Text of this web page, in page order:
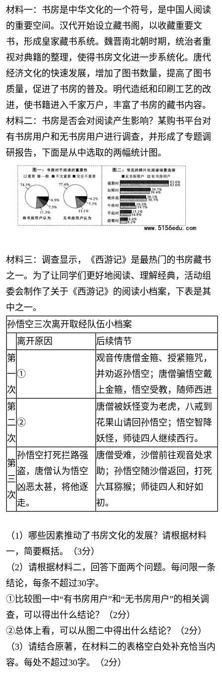
材料一：书房是中华文化的一个符号，是中国人阅读
的重要空间。汉代开始设立藏书阁，以收藏重要文
书，形成皇家藏书系统。魏晋南北朝时期，统治者重
视对典籍的整理，使得书房文化进一步系统化。唐代
经济文化的快速发展，增加了图书数量，提高了图书
质量，促进了书房的普及。明代造纸和印刷工艺的改
进，使书籍进入千家万户，丰富了书房的藏书内容。
材料二：书房是否会对阅读产生影响？某购书平台对
有书房用户和无书房用户进行调查，并形成了专题调
研报告，下面是从中选取的两幅统计图。
材料三：调查显示，《西游记》是最热门的书房藏书
之一。为了让同学们更好地阅读、理解经典，活动组
委会制作了关于《西游记》的阅读小档案，下表是其
中之一。
孙悟空三次离开取经队伍小档案
离开原因
后续情节
第
一
次
①
观音传唐僧金箍、授紧箍咒，
并劝返孙悟空；唐僧骗悟空戴
上金箍，悟空受教，随师西进
第
二
次
②
唐僧被妖怪变为老虎，八戒到
花果山请回孙悟空；悟空智降
妖怪，师徒四人继续西行。
第
三
次
孙悟空打死拦路强
盗，唐僧认为悟空
凶恶太甚，将他逐
走。
唐僧受难，沙僧前往观音处求
助；孙悟空随沙僧返回，打死
六耳猕猴；师徒四人和好如
初。
（1）哪些因素推动了书房文化的发展？请根据材料
一，简要概括。（3分）
（2）请根据材料二，回答下面两个问题。每问限一条
结论，每条不超过30字。
①比较图一中“有书房用户”和“无书房用户”的相关调
查，可以得出什么结论？（2分）
②总体上看，可以从图二中得出什么结论？（2分）
（3）请结合原著，在材料二的表格空白处补充恰当内
容。每处不超过30字。（2分）